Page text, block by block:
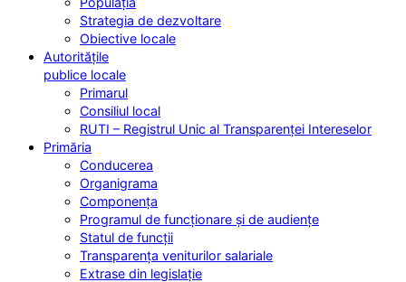
Strategia de dezvoltare
Obiective locale
Autoritățile
publice locale
Primarul
Consiliul local
RUTI – Registrul Unic al Transparenței Intereselor
Primăria
Conducerea
Organigrama
Componența
Programul de funcționare și de audiențe
Statul de funcții
Transparența veniturilor salariale
Extrase din legislație